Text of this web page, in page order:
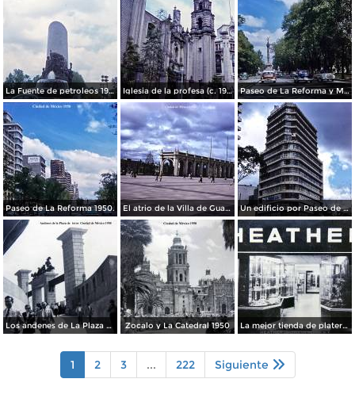
La Fuente de petroleos 1950. Iglesia de la profesa (c. 1950) Paseo de La Reforma y Mto a La Independencia 1950
Paseo de La Reforma 1950. El atrio de la Villa de Guadalupe 1950. Un edificio por Paseo de La Reforma 1950
Los andenes de La Plaza de toros Ciudad de México 1950 Zocalo y La Catedral 1950 La mejor tienda de plateria.
1 2 3 ... 222 Siguiente